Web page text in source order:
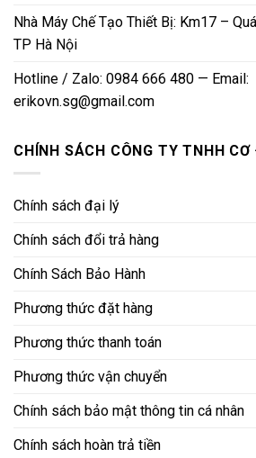
Nhà Máy Chế Tạo Thiết Bị: Km17 –
TP Hà Nội
Hotline / Zalo: 0984 666 480 — Email:
erikovn.sg@gmail.com
CHÍNH SÁCH CÔNG TY TNHH CƠ
Chính sách đại lý
Chính sách đổi trả hàng
Chính Sách Bảo Hành
Phương thức đặt hàng
Phương thức thanh toán
Phương thức vận chuyển
Chính sách bảo mật thông tin cá nhân
Chính sách hoàn trả tiền